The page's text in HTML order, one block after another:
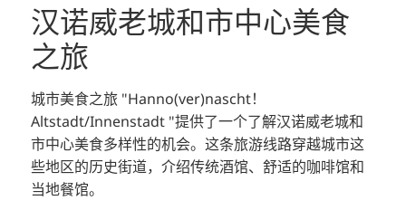
汉诺威老城和市中心美食
之旅
城市美食之旅 "Hanno(ver)nascht！
Altstadt/Innenstadt "提供了一个了解汉诺威老城和
市中心美食多样性的机会。这条旅游线路穿越城市这
些地区的历史街道，介绍传统酒馆、舒适的咖啡馆和
当地餐馆。